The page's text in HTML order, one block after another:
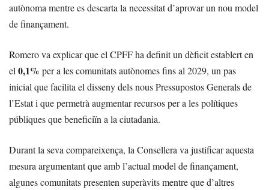
autònoma mentre es descarta la necessitat d’aprovar un nou model
de finançament.
Romero va explicar que el CPFF ha definit un dèficit establert en
el 0,1% per a les comunitats autònomes fins al 2029, un pas
inicial que facilita el disseny dels nous Pressupostos Generals de
l’Estat i que permetrà augmentar recursos per a les polítiques
públiques que beneficiïn a la ciutadania.
Durant la seva compareixença, la Consellera va justificar aquesta
mesura argumentant que amb l’actual model de finançament,
algunes comunitats presenten superàvits mentre que d’altres